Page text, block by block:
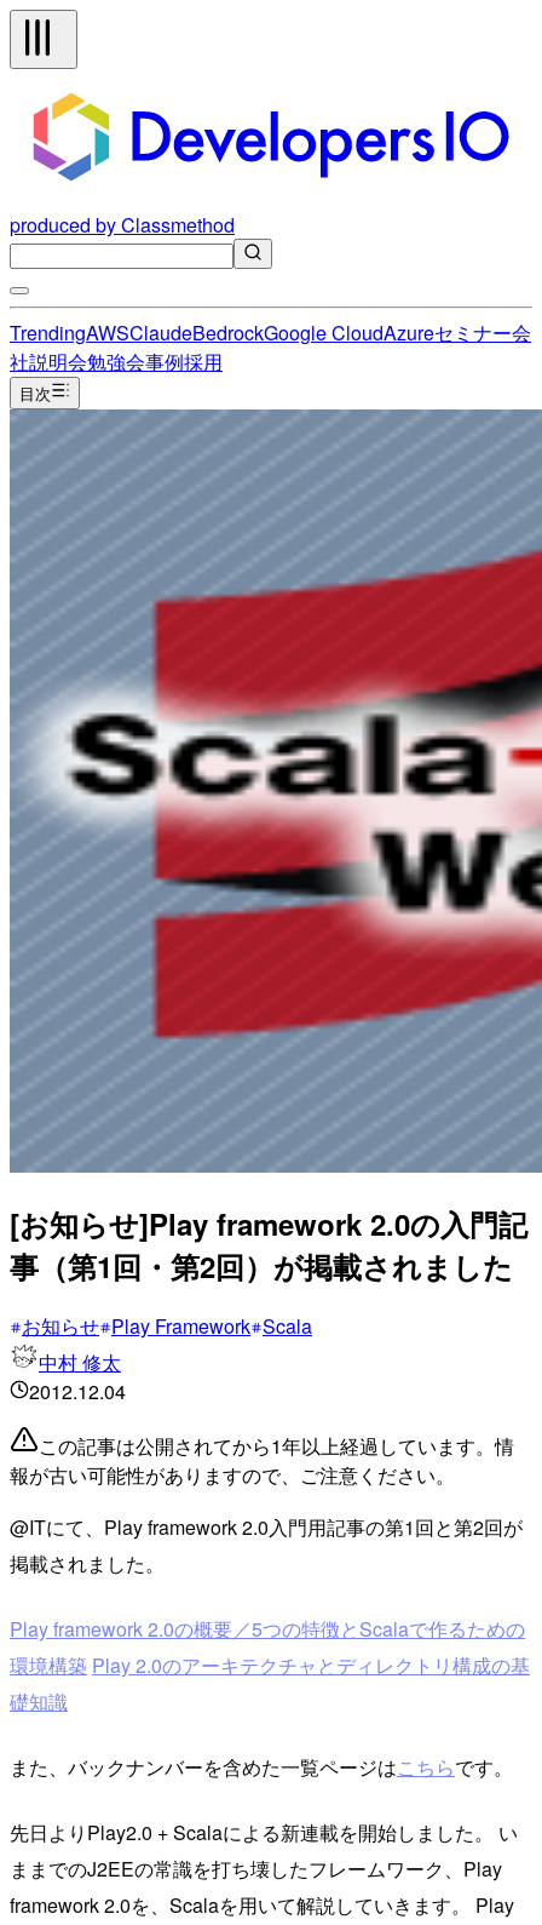
produced by Classmethod
TrendingAWSClaudeBedrockGoogle CloudAzureセミナー会
社説明会勉強会事例採用
目次
[お知らせ]Play framework 2.0の入門記
事（第1回・第2回）が掲載されました
お知らせ Play Framework Scala
中村 修太
2012.12.04
この記事は公開されてから1年以上経過しています。情
報が古い可能性がありますので、ご注意ください。
@ITにて、Play framework 2.0入門用記事の第1回と第2回が
掲載されました。
Play framework 2.0の概要／5つの特徴とScalaで作るための
環境構築 Play 2.0のアーキテクチャとディレクトリ構成の基
礎知識
また、バックナンバーを含めた一覧ページはこちらです。
先日よりPlay2.0 + Scalaによる新連載を開始しました。 い
ままでのJ2EEの常識を打ち壊したフレームワーク、Play
framework 2.0を、Scalaを用いて解説していきます。 Play